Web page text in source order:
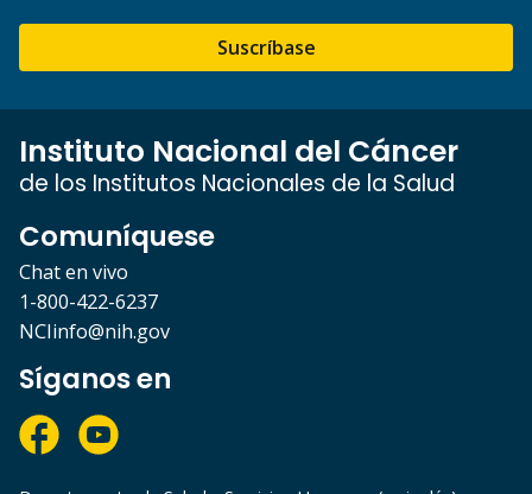
Suscríbase
Instituto Nacional del Cáncer
de los Institutos Nacionales de la Salud
Comuníquese
Chat en vivo
1-800-422-6237
NCIinfo@nih.gov
Síganos en